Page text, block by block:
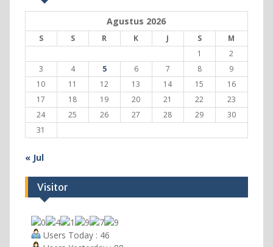
Agustus 2026
S S R K J S
M
1
2
3
4 5 6 7 8
9
10
11 12 13 14 15
16
17
18 19 20 21 22
23
24
25 26 27 28 29
30
31
« Jul
Visitor
Users Today : 46